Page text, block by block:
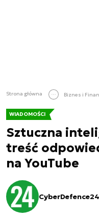
Strona główna Biznes i
WIADOMOŚCI
Sztuczna
treść
na YouTube
CyberDefence24